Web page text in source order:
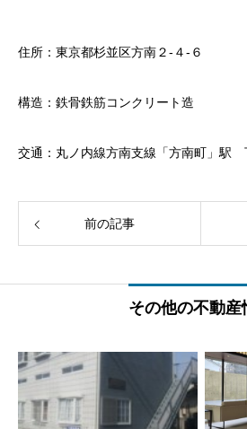
住所：東京都杉並区方南２-４-６
構造：鉄骨鉄筋コンクリート造
交通：丸ノ内線方南支線「方南町」
前の記事
その他の不動産